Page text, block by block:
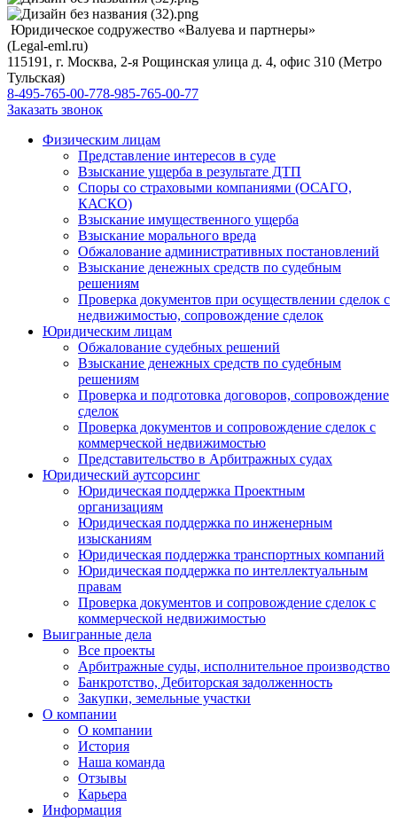
Юридическое содружество «Валуева и партнеры»
(Legal-eml.ru)
115191, г. Москва, 2-я Рощинская улица д. 4, офис 310 (Метро
Тульская)
8-495-765-00-778-985-765-00-77
Заказать звонок
Физическим лицам
Представление интересов в суде
Взыскание ущерба в результате ДТП
Споры со страховыми компаниями (ОСАГО,
КАСКО)
Взыскание имущественного ущерба
Взыскание морального вреда
Обжалование административных постановлений
Взыскание денежных средств по судебным
решениям
Проверка документов при осуществлении сделок с
недвижимостью, сопровождение сделок
Юридическим лицам
Обжалование судебных решений
Взыскание денежных средств по судебным
решениям
Проверка и подготовка договоров, сопровождение
сделок
Проверка документов и сопровождение сделок с
коммерческой недвижимостью
Представительство в Арбитражных судах
Юридический аутсорсинг
Юридическая поддержка Проектным
организациям
Юридическая поддержка по инженерным
изысканиям
Юридическая поддержка транспортных компаний
Юридическая поддержка по интеллектуальным
правам
Проверка документов и сопровождение сделок с
коммерческой недвижимостью
Выигранные дела
Все проекты
Арбитражные суды, исполнительное производство
Банкротство, Дебиторская задолженность
Закупки, земельные участки
О компании
О компании
История
Наша команда
Отзывы
Карьера
Информация